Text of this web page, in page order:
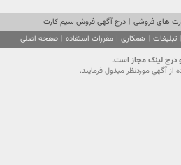
های فروشی | درج آگهی فروش سیم کارت
| تبلیغات | همکاری | مقررات استفاده | صفحه اصلی